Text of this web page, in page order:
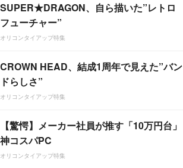
SUPER★DRAGON、自ら描いた”レトロ
フューチャー”
オリコンタイアップ特集
CROWN HEAD、結成1周年で見えた”バン
ドらしさ”
オリコンタイアップ特集
【驚愕】メーカー社員が推す「10万円台」
神コスパPC
オリコンタイアップ特集